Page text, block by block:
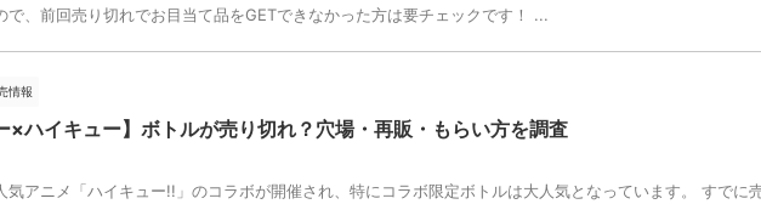
で、前回売り切れでお目当て品をGETできなかった方は要チェックです！ ...
情報
×ハイキュー】ボトルが売り切れ？穴場・再販・もらい方を調査
気アニメ「ハイキュー!!」のコラボが開催され、特にコラボ限定ボトルは大人気となっています。 すでに